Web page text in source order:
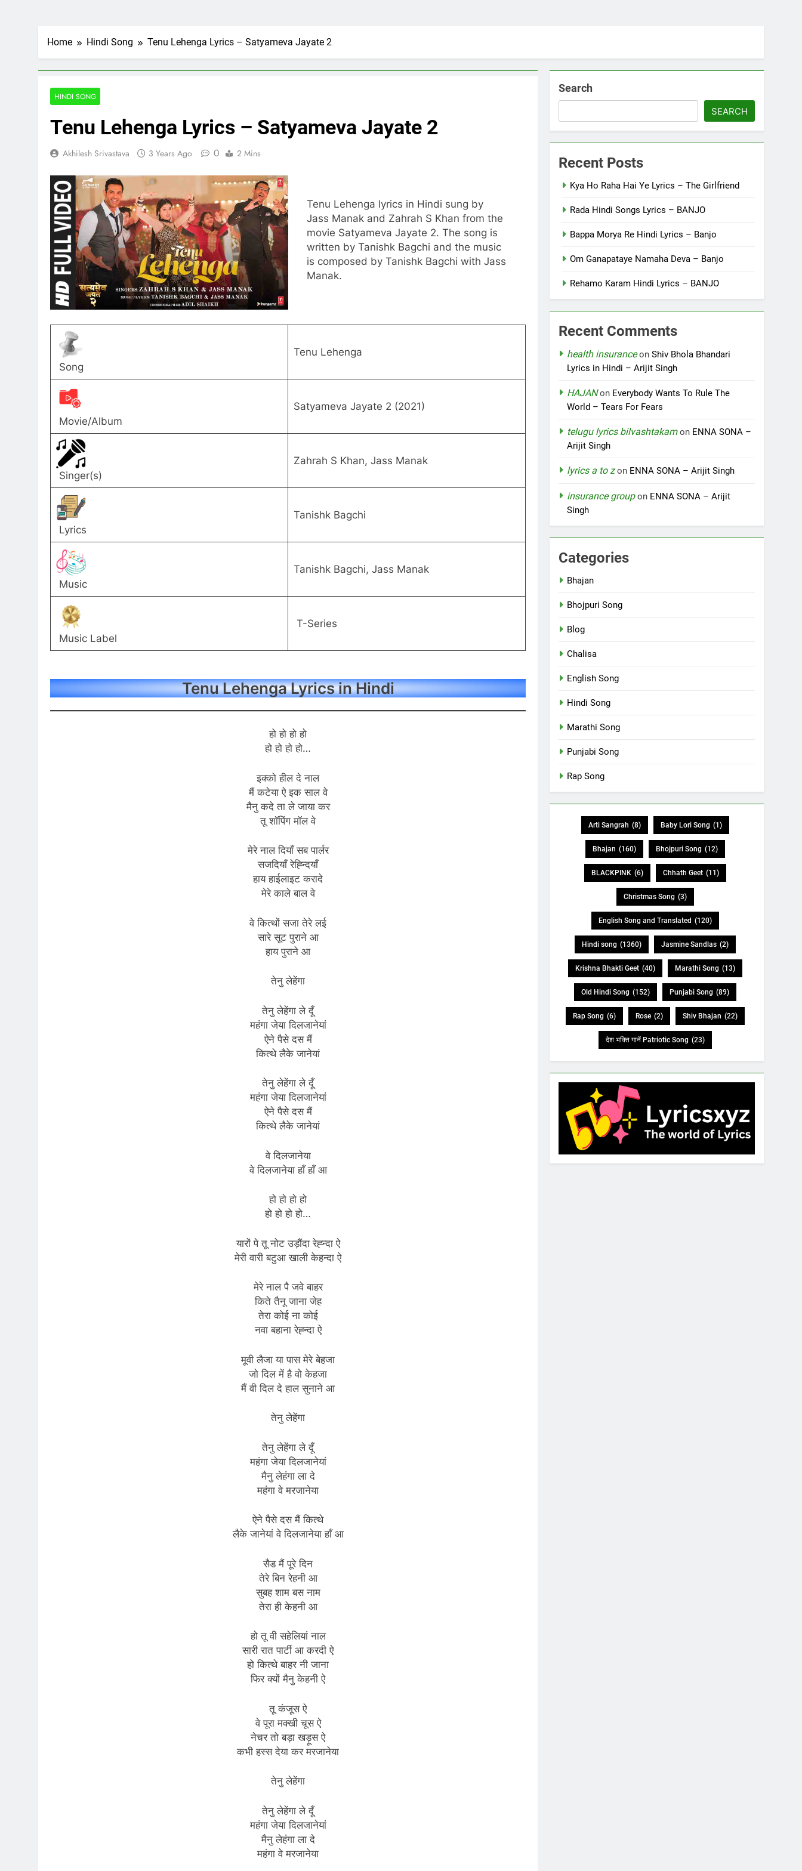
Home Hindi Song Tenu Lehenga Lyrics – Satyameva Jayate 2
HINDI SONG
Tenu Lehenga Lyrics – Satyameva Jayate 2
Akhilesh Srivastava 3 Years Ago 0 2 Mins
Tenu Lehenga lyrics in Hindi sung by
Jass Manak and Zahrah S Khan from the
movie Satyameva Jayate 2. The song is
written by Tanishk Bagchi and the music
is composed by Tanishk Bagchi with Jass
Manak.
Song
Tenu Lehenga
Movie/Album
Satyameva Jayate 2 (2021)
Singer(s)
Zahrah S Khan, Jass Manak
Lyrics
Tanishk Bagchi
Music
Tanishk Bagchi, Jass Manak
Music Label
T-Series
Tenu Lehenga Lyrics in Hindi
हो हो हो हो
हो हो हो हो…
इक्को हील दे नाल
मैं कटेया ऐ इक साल वे
मैनु कदे ता ले जाया कर
तू शॉपिंग मॉल वे
मेरे नाल दियाँ सब पार्लर
सजदियाँ रेह्न्दियाँ
हाय हाईलाइट करादे
मेरे काले बाल वे
वे कित्थों सजा तेरे लई
सारे सूट पुराने आ
हाय पुराने आ
तेनु लेहेंगा
तेनु लेहेंगा ले दूँ
महंगा जेया दिलजानेयां
ऐने पैसे दस मैं
कित्थे लैके जानेयां
तेनु लेहेंगा ले दूँ
महंगा जेया दिलजानेयां
ऐने पैसे दस मैं
कित्थे लैके जानेयां
वे दिलजानेया
वे दिलजानेया हाँ हाँ आ
हो हो हो हो
हो हो हो हो…
यारों पे तू नोट उड़ौंदा रेह्न्दा ऐ
मेरी वारी बटुआ खाली केहन्दा ऐ
मेरे नाल पै जवे बाहर
किते तैनू जाना जेह
तेरा कोई ना कोई
नवा बहाना रेह्न्दा ऐ
मूवी लैजा या पास मेरे बेहजा
जो दिल में है वो केहजा
मैं वी दिल दे हाल सुनाने आ
तेनु लेहेंगा
तेनु लेहेंगा ले दूँ
महंगा जेया दिलजानेयां
मैनु लेहंगा ला दे
महंगा वे मरजानेया
ऐने पैसे दस मैं कित्थे
लैके जानेयां वे दिलजानेया हाँ आ
सैड मैं पूरे दिन
तेरे बिन रेहनी आ
सुबह शाम बस नाम
तेरा ही केहनी आ
हो तू वी सहेलियां नाल
सारी रात पार्टी आ करदी ऐ
हो कित्थे बाहर नी जाना
फिर क्यों मैनु केहनी ऐ
तू कंजूस ऐ
वे पूरा मक्खी चूस ऐ
नेचर तो बड़ा खड़ूस ऐ
कभी हस्स देया कर मरजानेया
तेनु लेहेंगा
तेनु लेहेंगा ले दूँ
महंगा जेया दिलजानेयां
मैनु लेहंगा ला दे
महंगा वे मरजानेया
Search
SEARCH
Recent Posts
Kya Ho Raha Hai Ye Lyrics – The Girlfriend
Rada Hindi Songs Lyrics – BANJO
Bappa Morya Re Hindi Lyrics – Banjo
Om Ganapataye Namaha Deva – Banjo
Rehamo Karam Hindi Lyrics – BANJO
Recent Comments
health insuranceonShiv Bhola Bhandari
Lyrics in Hindi – Arijit Singh
HAJANon Everybody Wants To Rule The
World – Tears For Fears
telugu lyrics bilvashtakamon ENNA SONA –
Arijit Singh
lyrics a to zon ENNA SONA – Arijit Singh
insurance groupon ENNA SONA – Arijit
Singh
Categories
Bhajan
Bhojpuri Song
Blog
Chalisa
English Song
Hindi Song
Marathi Song
Punjabi Song
Rap Song
Arti Sangrah (8) Baby Lori Song (1)
Bhajan (160) Bhojpuri Song (12)
BLACKPINK (6) Chhath Geet (11)
Christmas Song (3)
English Song and Translated (120)
Hindi song (1360) Jasmine Sandlas (2)
Krishna Bhakti Geet (40) Marathi Song (13)
Old Hindi Song (152) Punjabi Song (89)
Rap Song (6) Rose (2) Shiv Bhajan (22)
देश भक्ति गानें Patriotic Song (23)